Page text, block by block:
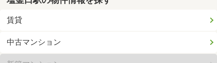
賃貸
中古マンション